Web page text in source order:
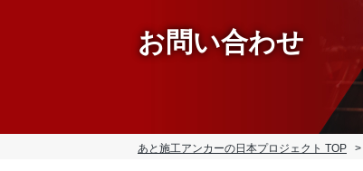
お問い合わせ
あと施工アンカーの日本プロジェクト TOP